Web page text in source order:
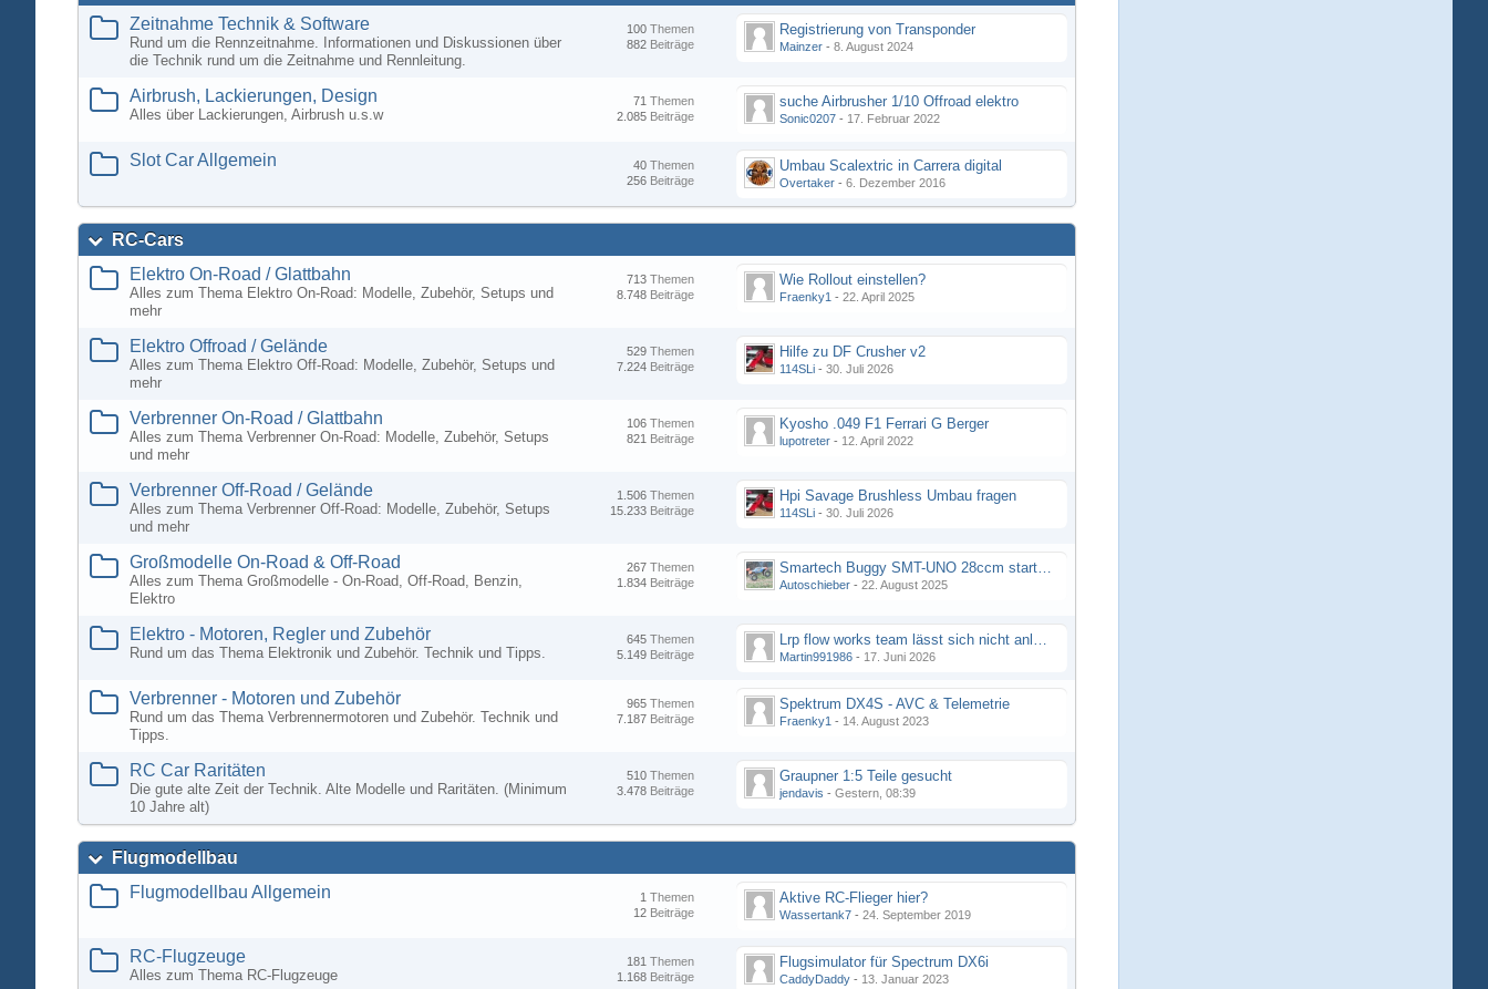
Zeitnahme Technik & Software
Rund um die Rennzeitnahme. Informationen und Diskussionen über
die Technik rund um die Zeitnahme und Rennleitung.
Themen
100
Beiträge
882
Registrierung von Transponder
Mainzer - 8. August 2024
Airbrush, Lackierungen, Design
Alles über Lackierungen, Airbrush u.s.w
Themen
71
Beiträge
2.085
suche Airbrusher 1/10 Offroad elektro
Sonic0207 - 17. Februar 2022
Slot Car Allgemein Themen
40
Beiträge
256
Umbau Scalextric in Carrera digital
Overtaker - 6. Dezember 2016
RC-Cars
Elektro On-Road / Glattbahn
Alles zum Thema Elektro On-Road: Modelle, Zubehör, Setups und
mehr
Themen
713
Beiträge
8.748
Wie Rollout einstellen?
Fraenky1 - 22. April 2025
Elektro Offroad / Gelände
Alles zum Thema Elektro Off-Road: Modelle, Zubehör, Setups und
mehr
Themen
529
Beiträge
7.224
Hilfe zu DF Crusher v2
114SLi - 30. Juli 2026
Verbrenner On-Road / Glattbahn
Alles zum Thema Verbrenner On-Road: Modelle, Zubehör, Setups
und mehr
Themen
106
Beiträge
821
Kyosho .049 F1 Ferrari G Berger
lupotreter - 12. April 2022
Verbrenner Off-Road / Gelände
Alles zum Thema Verbrenner Off-Road: Modelle, Zubehör, Setups
und mehr
Themen
1.506
Beiträge
15.233
Hpi Savage Brushless Umbau fragen
114SLi - 30. Juli 2026
Großmodelle On-Road & Off-Road
Alles zum Thema Großmodelle - On-Road, Off-Road, Benzin,
Elektro
Themen
267
Beiträge
1.834
Smartech Buggy SMT-UNO 28ccm startet nicht
Autoschieber - 22. August 2025
Elektro - Motoren, Regler und Zubehör
Rund um das Thema Elektronik und Zubehör. Technik und Tipps.
Themen
645
Beiträge
5.149
Lrp flow works team lässt sich nicht anlernen
Martin991986 - 17. Juni 2026
Verbrenner - Motoren und Zubehör
Rund um das Thema Verbrennermotoren und Zubehör. Technik und
Tipps.
Themen
965
Beiträge
7.187
Spektrum DX4S - AVC & Telemetrie
Fraenky1 - 14. August 2023
RC Car Raritäten
Die gute alte Zeit der Technik. Alte Modelle und Raritäten. (Minimum
10 Jahre alt)
Themen
510
Beiträge
3.478
Graupner 1:5 Teile gesucht
jendavis - Gestern, 08:39
Flugmodellbau
Flugmodellbau Allgemein
Themen
1
Beiträge
12
Aktive RC-Flieger hier?
Wassertank7 - 24. September 2019
RC-Flugzeuge
Alles zum Thema RC-Flugzeuge
Themen
181
Beiträge
1.168
Flugsimulator für Spectrum DX6i
CaddyDaddy - 13. Januar 2023